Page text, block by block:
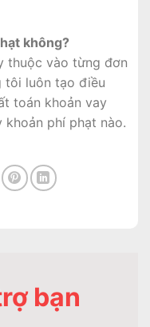
không?
thuộc vào từng đơn
tôi luôn tạo điều
toán khoản vay
phí phạt nào.
bạn